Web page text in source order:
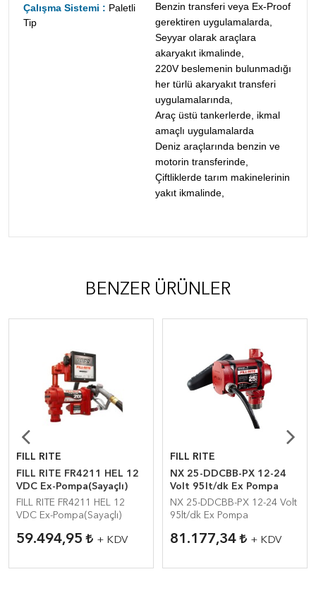
Çalışma Sistemi : Paletli
Tip
Benzin transferi veya Ex-Proof
gerektiren uygulamalarda,
Seyyar olarak araçlara
akaryakıt ikmalinde,
220V beslemenin bulunmadığı
her türlü akaryakıt transferi
uygulamalarında,
Araç üstü tankerlerde, ikmal
amaçlı uygulamalarda
Deniz araçlarında benzin ve
motorin transferinde,
Çiftliklerde tarım makinelerinin
yakıt ikmalinde,
BENZER ÜRÜNLER
FILL RITE
FILL RITE FR4211 HEL 12
VDC Ex-Pompa(Sayaçlı)
FILL RITE FR4211 HEL 12
VDC Ex-Pompa(Sayaçlı)
59.494,95 + KDV
FILL RITE
NX 25-DDCBB-PX 12-24
Volt 95lt/dk Ex Pompa
NX 25-DDCBB-PX 12-24 Volt
95lt/dk Ex Pompa
81.177,34 + KDV